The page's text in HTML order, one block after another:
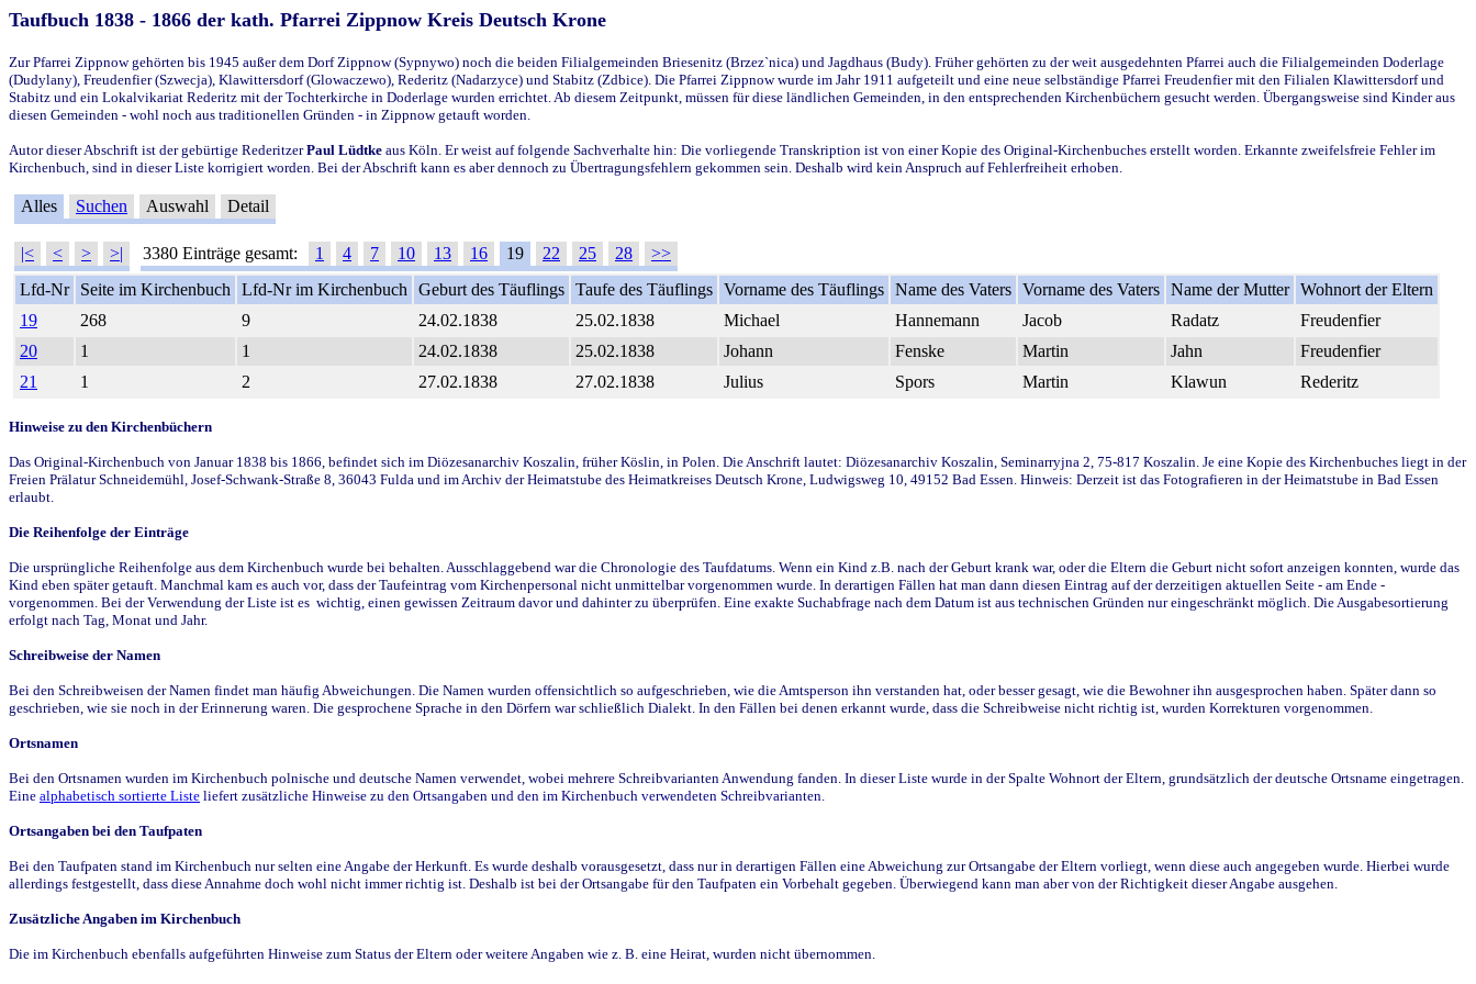
Taufbuch 1838 - 1866 der kath. Pfarrei Zippnow Kreis Deutsch Krone
Zur Pfarrei Zippnow gehörten bis 1945 außer dem Dorf Zippnow (Sypnywo) noch die beiden Filialgemeinden Briesenitz (Brzez`nica) und Jagdhaus (Budy). Früher gehörten zu der weit ausgedehnten Pfarrei auch die Filialgemeinden Doderlage
(Dudylany), Freudenfier (Szwecja), Klawittersdorf (Glowaczewo), Rederitz (Nadarzyce) und Stabitz (Zdbice). Die Pfarrei Zippnow wurde im Jahr 1911 aufgeteilt und eine neue selbständige Pfarrei Freudenfier mit den Filialen Klawittersdorf und
Stabitz und ein Lokalvikariat Rederitz mit der Tochterkirche in Doderlage wurden errichtet. Ab diesem Zeitpunkt, müssen für diese ländlichen Gemeinden, in den entsprechenden Kirchenbüchern gesucht werden. Übergangsweise sind Kinder aus
diesen Gemeinden - wohl noch aus traditionellen Gründen - in Zippnow getauft worden.
Autor dieser Abschrift ist der gebürtige RederitzerPaul Lüdtke aus Köln. Er weist auf folgende Sachverhalte hin: Die vorliegende Transkription ist von einer Kopie des Original-Kirchenbuches erstellt worden. Erkannte zweifelsfreie Fehler im
Kirchenbuch, sind in dieser Liste korrigiert worden. Bei der Abschrift kann es aber dennoch zu Übertragungsfehlern gekommen sein. Deshalb wird kein Anspruch auf Fehlerfreiheit erhoben.
Alles Suchen Auswahl Detail
|< < > >| 3380 Einträge gesamt: 1 4 7 10 13 16 19 22 25 28
>>
Lfd-Nr
Seite im Kirchenbuch Lfd-Nr im Kirchenbuch Geburt des Täuflings Taufe des Täuflings Vorname des Täuflings Name des Vaters Vorname des Vaters Name der Mutter Wohnort der Eltern
19
268 9 24.02.1838 25.02.1838 Michael Hannemann Jacob Radatz
Freudenfier
20
1 1 24.02.1838 25.02.1838 Johann Fenske Martin Jahn
Freudenfier
21
1 2 27.02.1838 27.02.1838 Julius Spors Martin Klawun Rederitz
Hinweise zu den Kirchenbüchern
Das Original-Kirchenbuch von Januar 1838 bis 1866, befindet sich im Diözesanarchiv Koszalin, früher Köslin, in Polen. Die Anschrift lautet: Diözesanarchiv Koszalin, Seminarryjna 2, 75-817 Koszalin. Je eine Kopie des Kirchenbuches liegt in der
Freien Prälatur Schneidemühl, Josef-Schwank-Straße 8, 36043 Fulda und im Archiv der Heimatstube des Heimatkreises Deutsch Krone, Ludwigsweg 10, 49152 Bad Essen. Hinweis: Derzeit ist das Fotografieren in der Heimatstube in Bad Essen
erlaubt.
Die Reihenfolge der Einträge
Die ursprüngliche Reihenfolge aus dem Kirchenbuch wurde bei behalten. Ausschlaggebend war die Chronologie des Taufdatums. Wenn ein Kind z.B. nach der Geburt krank war, oder die Eltern die Geburt nicht sofort anzeigen konnten, wurde das
Kind eben später getauft. Manchmal kam es auch vor, dass der Taufeintrag vom Kirchenpersonal nicht unmittelbar vorgenommen wurde. In derartigen Fällen hat man dann diesen Eintrag auf der derzeitigen aktuellen Seite - am Ende -
vorgenommen. Bei der Verwendung der Liste ist es wichtig, einen gewissen Zeitraum davor und dahinter zu überprüfen. Eine exakte Suchabfrage nach dem Datum ist aus technischen Gründen nur eingeschränkt möglich. Die Ausgabesortierung
erfolgt nach Tag, Monat und Jahr.
Schreibweise der Namen
Bei den Schreibweisen der Namen findet man häufig Abweichungen. Die Namen wurden offensichtlich so aufgeschrieben, wie die Amtsperson ihn verstanden hat, oder besser gesagt, wie die Bewohner ihn ausgesprochen haben. Später dann so
geschrieben, wie sie noch in der Erinnerung waren. Die gesprochene Sprache in den Dörfern war schließlich Dialekt. In den Fällen bei denen erkannt wurde, dass die Schreibweise nicht richtig ist, wurden Korrekturen vorgenommen.
Ortsnamen
Bei den Ortsnamen wurden im Kirchenbuch polnische und deutsche Namen verwendet, wobei mehrere Schreibvarianten Anwendung fanden. In dieser Liste wurde in der Spalte Wohnort der Eltern, grundsätzlich der deutsche Ortsname eingetragen.
Eine alphabetisch sortierte Liste liefert zusätzliche Hinweise zu den Ortsangaben und den im Kirchenbuch verwendeten Schreibvarianten.
Ortsangaben bei den Taufpaten
Bei den Taufpaten stand im Kirchenbuch nur selten eine Angabe der Herkunft. Es wurde deshalb vorausgesetzt, dass nur in derartigen Fällen eine Abweichung zur Ortsangabe der Eltern vorliegt, wenn diese auch angegeben wurde. Hierbei wurde
allerdings festgestellt, dass diese Annahme doch wohl nicht immer richtig ist. Deshalb ist bei der Ortsangabe für den Taufpaten ein Vorbehalt gegeben. Überwiegend kann man aber von der Richtigkeit dieser Angabe ausgehen.
Zusätzliche Angaben im Kirchenbuch
Die im Kirchenbuch ebenfalls aufgeführten Hinweise zum Status der Eltern oder weitere Angaben wie z. B. eine Heirat, wurden nicht übernommen.